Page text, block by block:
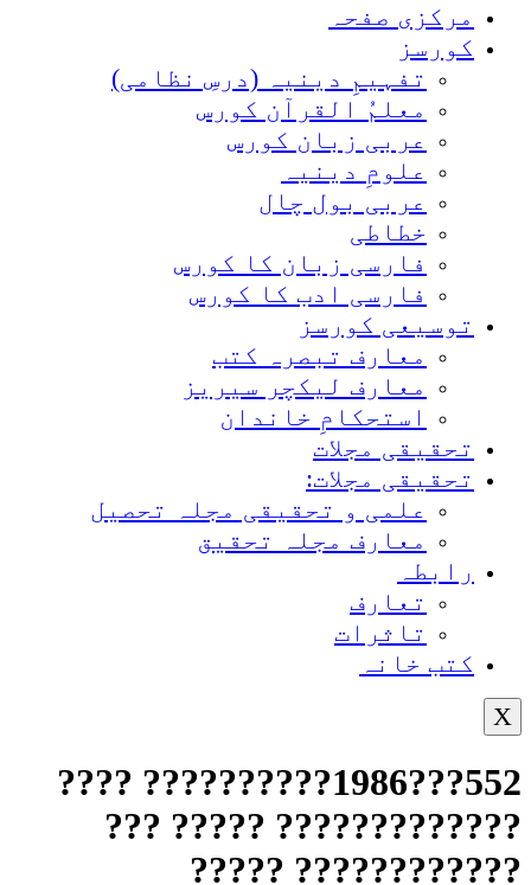
مرکزی صفحہ
کورسز
تفہیمِ دینیہ (درسِ نظامی)
معلمُ القرآن کورس
عربی زبان کورس
علومِ دینیہ
عربی بول چال
خطاطی
فارسی زبان کا کورس
فارسی ادب کا کورس
توسیعی کورسز
معارف تبصرہ کتب
معارف لیکچر سیریز
استحکامِ خاندان
تحقیقی مجلات
تحقیقی مجلات:
علمی و تحقیقی مجلہ تحصیل
معارف مجلہ تحقیق
رابطہ
تعارف
تاثرات
کتب خانہ
X
552???1986?????????? ????
????????????? ????? ???
???????????? ?????